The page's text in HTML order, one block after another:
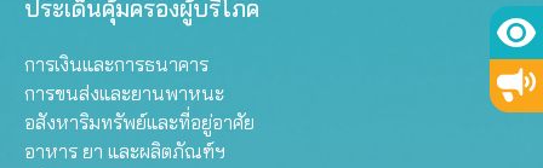
ประเด็นคุ้มครองผู้บริโภค
การเงินและการธนาคาร
การขนส่งและยานพาหนะ
อสังหาริมทรัพย์และที่อยู่อาศัย
อาหาร ยา และผลิตภัณฑ์ฯ